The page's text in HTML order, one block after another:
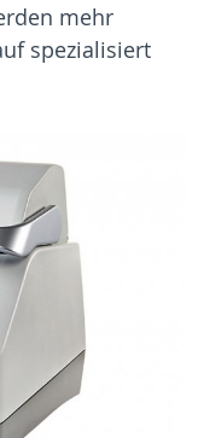
mehr
spezialisiert